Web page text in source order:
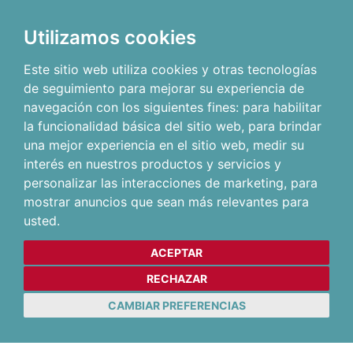
Utilizamos cookies
Este sitio web utiliza cookies y otras tecnologías
de seguimiento para mejorar su experiencia de
navegación con los siguientes fines: para habilitar
la funcionalidad básica del sitio web, para brindar
una mejor experiencia en el sitio web, medir su
interés en nuestros productos y servicios y
personalizar las interacciones de marketing, para
mostrar anuncios que sean más relevantes para
usted.
ACEPTAR
RECHAZAR
CAMBIAR PREFERENCIAS